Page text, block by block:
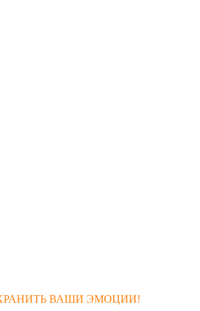
ВАШИ ЭМОЦИИ!